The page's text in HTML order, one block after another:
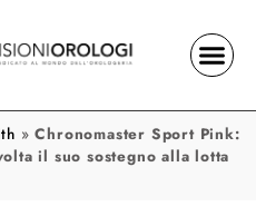
»Chronomaster Sport Pink:
il suo sostegno alla lotta